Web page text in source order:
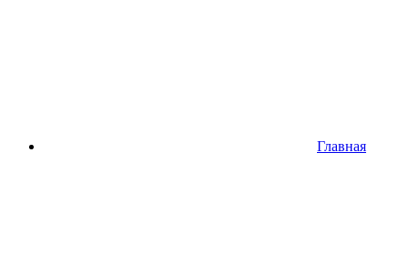
Главная